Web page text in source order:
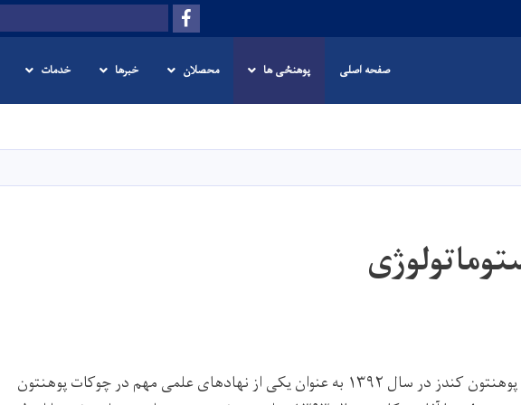
content
Facebook
Search
صفحه اصلی پوهنځی ها محصلان خبرها خدمات
کندز در سال۱۳۹۲ به عنوان یکی از نهادهای علمی مهم در چوکاتپوهنتون